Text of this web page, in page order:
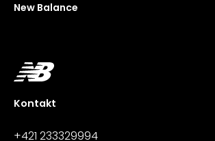
New Balance
Kontakt
+421 233329994